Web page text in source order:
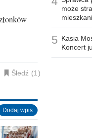
może
5 Kasia
Koncert
Śledź 1
Dodaj wpis